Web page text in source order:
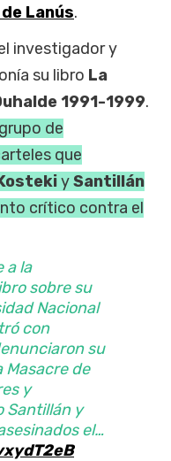
Lanús.
investigador y
su libro La
1991-1999.
de
que
ySantillán
crítico contra el
a la
sobre su
Nacional
con
su
Masacre de
y
Santillán y
el…